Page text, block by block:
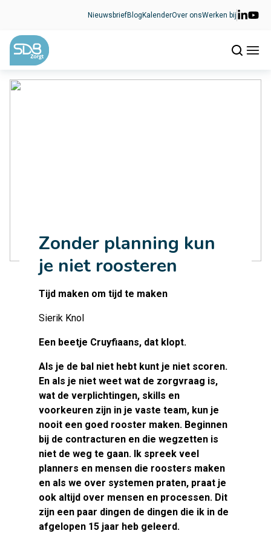
NieuwsbriefBlog KalenderOver onsWerken bij
Zonder planning kun
je niet roosteren
Tijd maken om tijd te maken
Sierik Knol
Een beetje Cruyfiaans, dat klopt.
Als je de bal niet hebt kunt je niet scoren.
En als je niet weet wat de zorgvraag is,
wat de verplichtingen, skills en
voorkeuren zijn in je vaste team, kun je
nooit een goed rooster maken. Beginnen
bij de contracturen en die wegzetten is
niet de weg te gaan. Ik spreek veel
planners en mensen die roosters maken
en als we over systemen praten, praat je
ook altijd over mensen en processen. Dit
zijn een paar dingen de dingen die ik in de
afgelopen 15 jaar heb geleerd.